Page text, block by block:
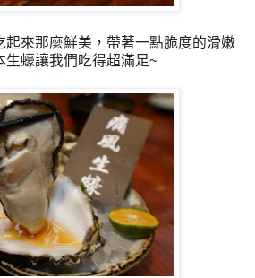
起來那麼鮮美，帶著一點脆度的滑嫩
生蠔讓我們吃得超滿足~